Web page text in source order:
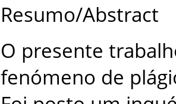
Resumo/Abstract
O presente
fenómeno de